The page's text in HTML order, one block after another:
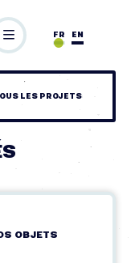
EN
FR
LES PROJETS
OBJETS